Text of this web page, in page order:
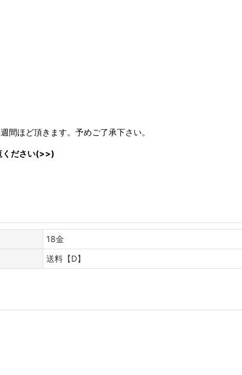
ほど頂きます。予めご了承下さい。
ください(>>)
18金
送料【D】